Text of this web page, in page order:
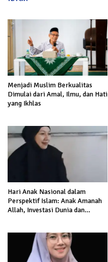
Menjadi Muslim Berkualitas
Dimulai dari Amal, Ilmu, dan Hati
yang Ikhlas
Hari Anak Nasional dalam
Perspektif Islam: Anak Amanah
Allah, Investasi Dunia dan